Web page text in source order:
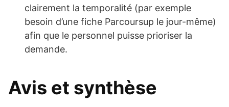
clairement la temporalité (par exemple
besoin d’une fiche Parcoursup le jour-même)
afin que le personnel puisse prioriser la
demande.
Avis et synthèse